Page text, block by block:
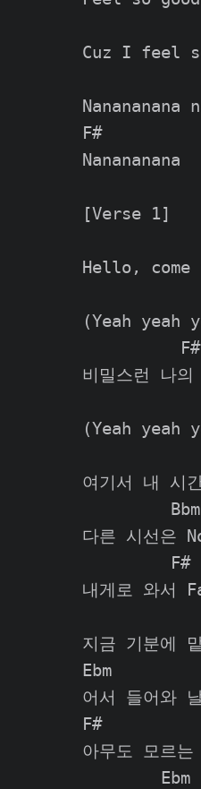
Cuz I feel
Nanananana
F#
Nanananana
[Verse 1]
Hello,
(Yeah yeah
          F#
비밀스런 나의
(Yeah yeah
여기서 내 시
         Bbm
다른 시선은
         F#
내게로 와서
지금 기분에
Ebm
어서 들어와
F#
아무도 모르
        Ebm